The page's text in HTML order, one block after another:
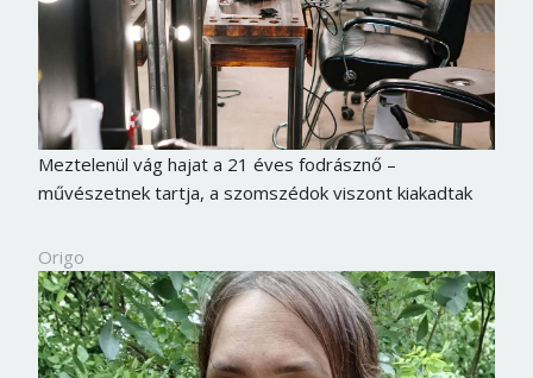
Meztelenül vág hajat a 21 éves fodrásznő –
művészetnek tartja, a szomszédok viszont kiakadtak
Origo